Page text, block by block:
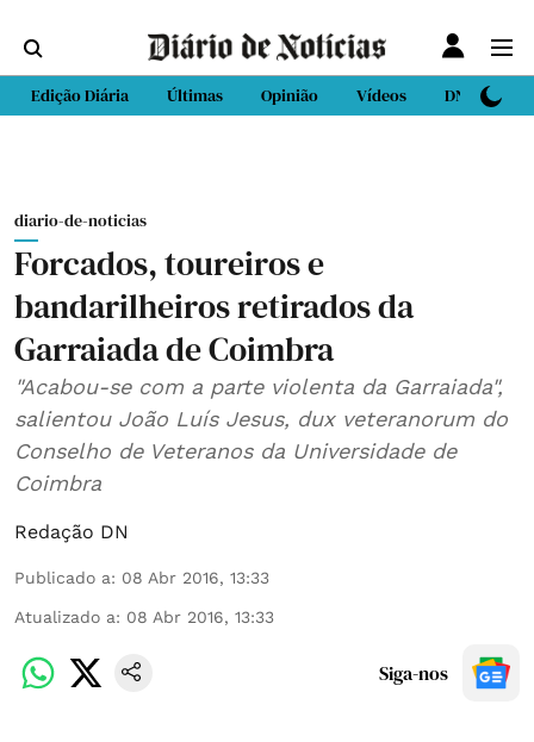
Edição Diária Últimas Opinião Vídeos DN Sport
diario-de-noticias
Forcados, toureiros e
bandarilheiros retirados da
Garraiada de Coimbra
"Acabou-se com a parte violenta da Garraiada",
salientou João Luís Jesus, dux veteranorum do
Conselho de Veteranos da Universidade de
Coimbra
Redação DN
Publicado a: 08 Abr 2016, 13:33
Atualizado a: 08 Abr 2016, 13:33
Siga-nos